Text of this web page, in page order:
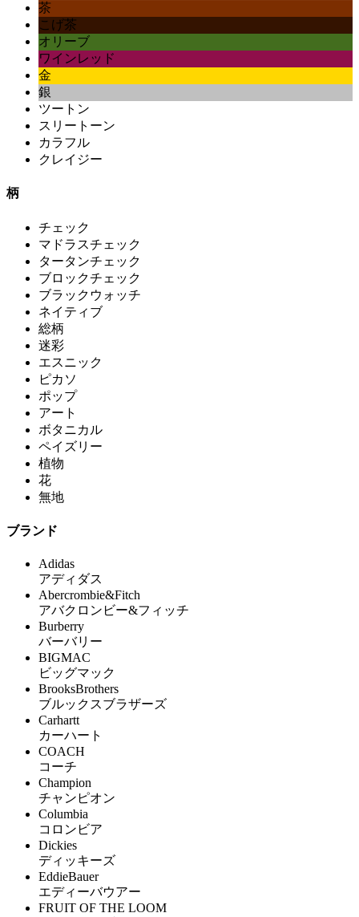
茶
こげ茶
オリーブ
ワインレッド
金
銀
ツートン
スリートーン
カラフル
クレイジー
柄
チェック
マドラスチェック
タータンチェック
ブロックチェック
ブラックウォッチ
ネイティブ
総柄
迷彩
エスニック
ピカソ
ポップ
アート
ボタニカル
ペイズリー
植物
花
無地
ブランド
Adidas
アディダス
Abercrombie&Fitch
アバクロンビー&フィッチ
Burberry
バーバリー
BIGMAC
ビッグマック
BrooksBrothers
ブルックスブラザーズ
Carhartt
カーハート
COACH
コーチ
Champion
チャンピオン
Columbia
コロンビア
Dickies
ディッキーズ
EddieBauer
エディーバウアー
FRUIT OF THE LOOM